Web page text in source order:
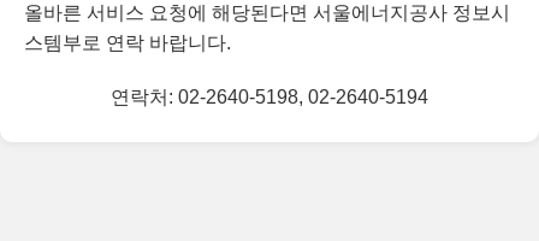
올바른 서비스 요청에 해당된다면 서울에너지공사 정보시
스템부로 연락 바랍니다.
연락처: 02-2640-5198, 02-2640-5194